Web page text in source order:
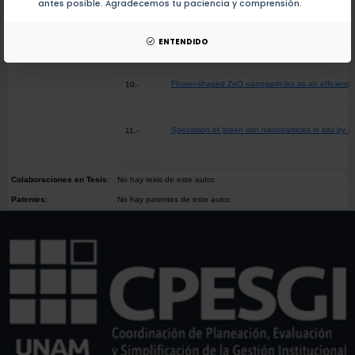
antes posible. Agradecemos tu paciencia y comprensión.
ENTENDIDO
Comparative studies of PbII remediation by zero-
10.- Flower-shaped ZnO nanoparticles as an
11.- Speciation of green iron nanoparticles in situ by
Colaboraciones en Tesis: No hay tesis de este autor.
Patentes: No hay patentes de este autor.